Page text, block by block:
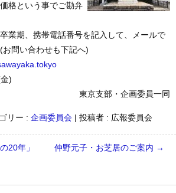
格という事でご勘弁
業期、携帯電話番号を記入して、メールで
問い合わせも下記へ)
)
東京支部・企画委員一同
リー : 企画委員会 | 投稿者 : 広報委員会
20年」
仲野元子・お芝居のご案内 →